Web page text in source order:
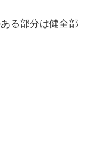
る部分は健全部